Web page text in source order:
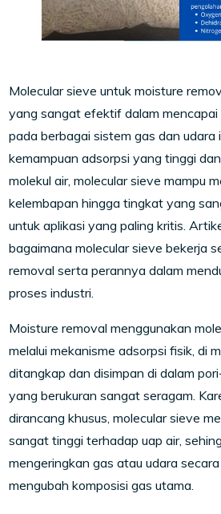
Molecular sieve untuk moisture
yang sangat efektif dalam
pada berbagai sistem gas dan udara
kemampuan adsorpsi yang tinggi
molekul air, molecular sieve mampu
kelembapan hingga tingkat yang
untuk aplikasi yang paling kritis.
bagaimana molecular sieve bekerja
removal serta perannya dalam
proses industri.
Moisture removal menggunakan
melalui mekanisme adsorpsi fisik, di
ditangkap dan disimpan di dalam
yang berukuran sangat seragam.
dirancang khusus, molecular sieve
sangat tinggi terhadap uap air,
mengeringkan gas atau udara
mengubah komposisi gas utama.